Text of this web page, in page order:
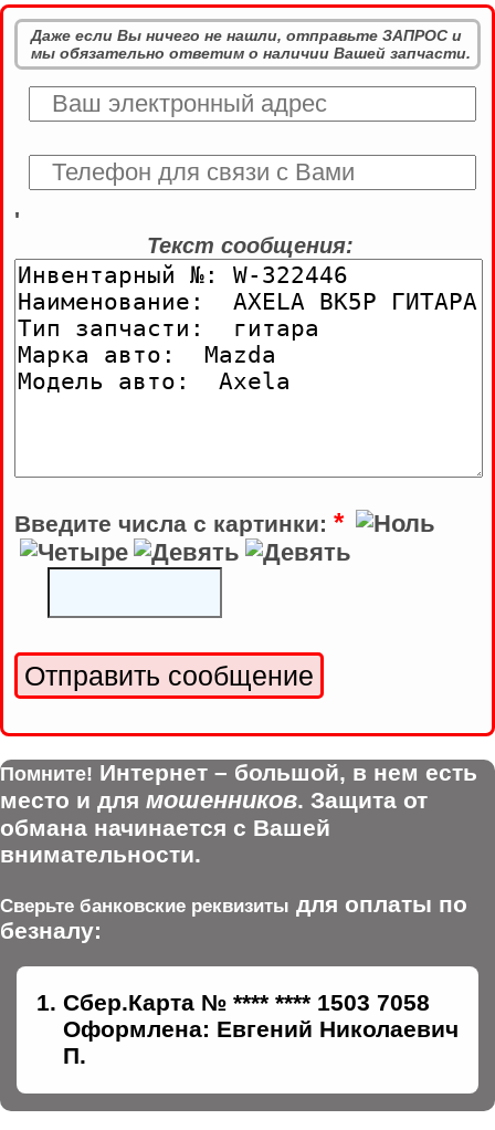
Даже если Вы ничего не нашли, отправьте ЗАПРОС и
мы обязательно ответим о наличии Вашей запчасти.
'
Текст сообщения:
Введите числа с картинки: *
Помните! Интернет – большой, в нем есть
место и для мошенников. Защита от
обмана начинается с Вашей
внимательности.
Сверьте банковские реквизиты для оплаты по
безналу:
Сбер.Карта № **** **** 1503 7058
Оформлена: Евгений Николаевич
П.